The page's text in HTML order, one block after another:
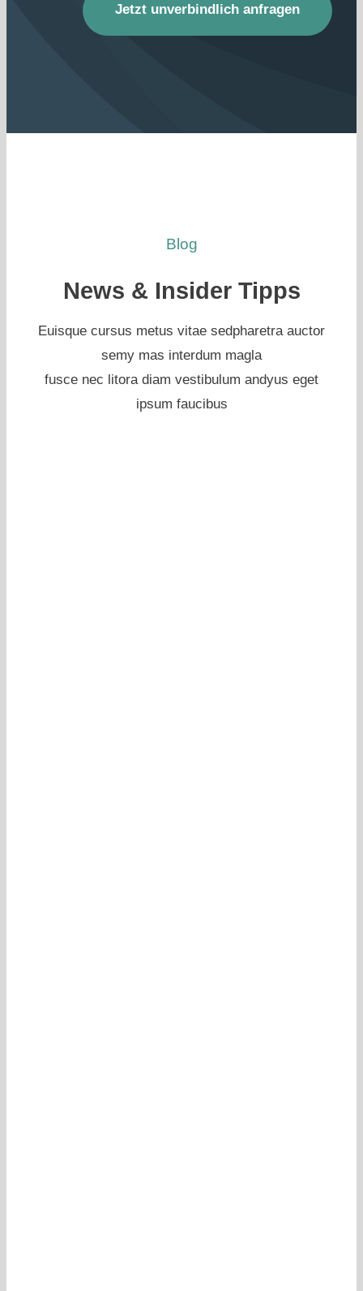
Jetzt unverbindlich anfragen
Blog
News & Insider Tipps
Euisque cursus metus vitae sedpharetra auctor
semy mas interdum magla
fusce nec litora diam vestibulum andyus eget
ipsum faucibus